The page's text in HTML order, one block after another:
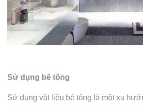
Sử dụng bê tông
Sử dụng vật liệu bê tông là một xu